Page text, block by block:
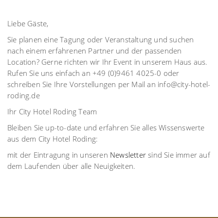
Liebe Gäste,
Sie planen eine Tagung oder Veranstaltung und suchen
nach einem erfahrenen Partner und der passenden
Location? Gerne richten wir Ihr Event in unserem Haus aus.
Rufen Sie uns einfach an +49 (0)9461 4025-0 oder
schreiben Sie Ihre Vorstellungen per Mail an info@city-hotel-
roding.de
Ihr City Hotel Roding Team
Bleiben Sie up-to-date und erfahren Sie alles Wissenswerte
aus dem City Hotel Roding:
mit der Eintragung in unseren Newsletter sind Sie immer auf
dem Laufenden über alle Neuigkeiten.